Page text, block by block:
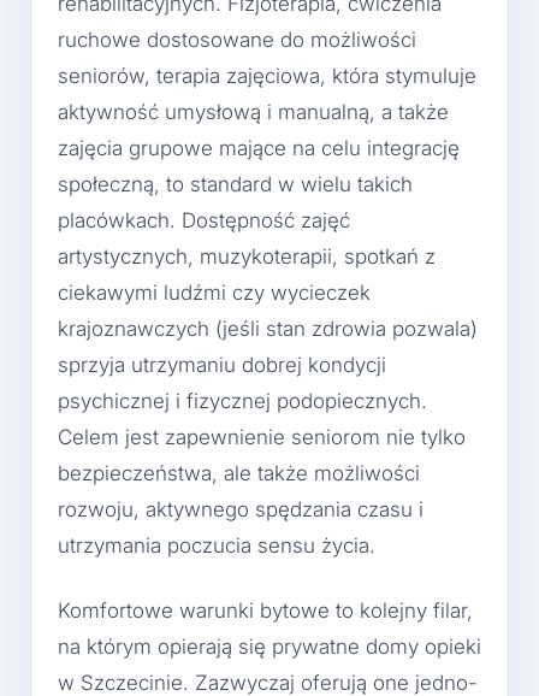
ruchowe dostosowane do możliwości
seniorów, terapia zajęciowa, która stymuluje
aktywność umysłową i manualną, a także
zajęcia grupowe mające na celu integrację
społeczną, to standard w wielu takich
placówkach. Dostępność zajęć
artystycznych, muzykoterapii, spotkań z
ciekawymi ludźmi czy wycieczek
krajoznawczych (jeśli stan zdrowia pozwala)
sprzyja utrzymaniu dobrej kondycji
psychicznej i fizycznej podopiecznych.
Celem jest zapewnienie seniorom nie tylko
bezpieczeństwa, ale także możliwości
rozwoju, aktywnego spędzania czasu i
utrzymania poczucia sensu życia.
Komfortowe warunki bytowe to kolejny filar,
na którym opierają się prywatne domy opieki
w Szczecinie. Zazwyczaj oferują one jedno-